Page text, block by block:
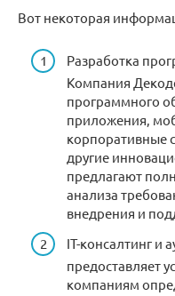
Вот некоторая
Разработка
Компания
программного
приложения,
корпоративные
другие
предлагают
анализа
внедрения и
IT-консалтинг и
предоставляет
компаниям